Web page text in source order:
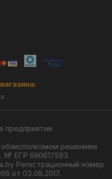
предприятие
решением
№ ЕГР 690617593.
Регистрационный номер
от 03.08.2017.